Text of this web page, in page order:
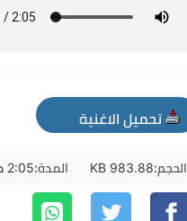
تحميل الاغنية
mp3
الحجم:983.88 KB المدة:2:05 دقيقة